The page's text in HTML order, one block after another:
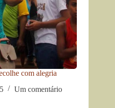
com alegria
Um comentário